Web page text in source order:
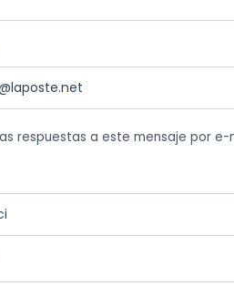
respuestas a este mensaje por e-